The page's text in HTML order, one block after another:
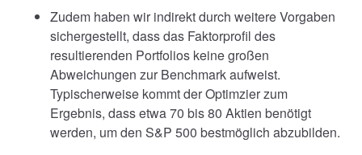
Zudem haben wir indirekt durch weitere Vorgaben
sichergestellt, dass das Faktorprofil des
resultierenden Portfolios keine großen
Abweichungen zur Benchmark aufweist.
Typischerweise kommt der Optimzier zum
Ergebnis, dass etwa 70 bis 80 Aktien benötigt
werden, um den S&P 500 bestmöglich abzubilden.